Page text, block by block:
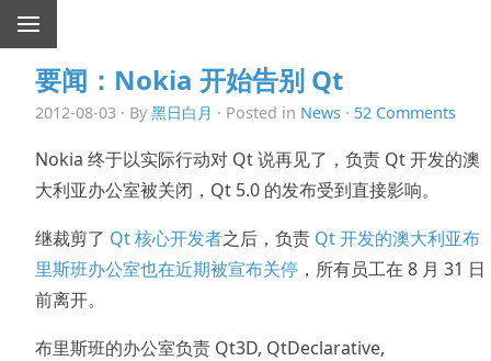
要闻：Nokia 开始告别 Qt
2012-08-03 · By 黑日白月 · Posted in News · 52 Comments
Nokia 终于以实际行动对 Qt 说再见了，负责 Qt 开发的澳
大利亚办公室被关闭，Qt 5.0 的发布受到直接影响。
继裁剪了 Qt 核心开发者之后，负责 Qt 开发的澳大利亚布
里斯班办公室也在近期被宣布关停 ，所有员工在 8 月 31 日
前离开。
布里斯班的办公室负责 Qt3D, QtDeclarative,